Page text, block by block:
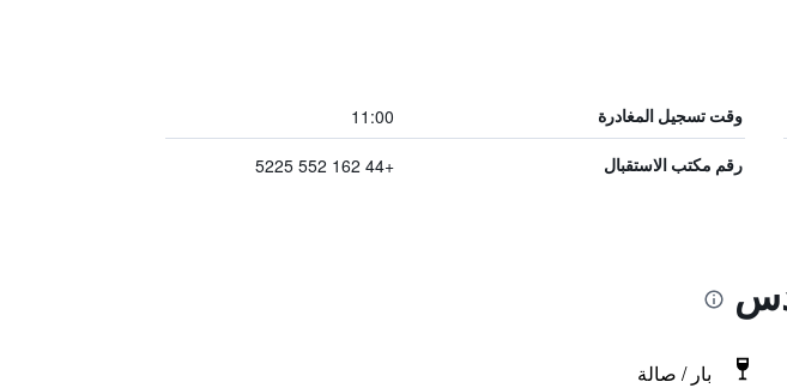
وقت تسجيل المغادرة 11:00
رقم مكتب الاستقبال +44 162 552 5225
بار / صالة